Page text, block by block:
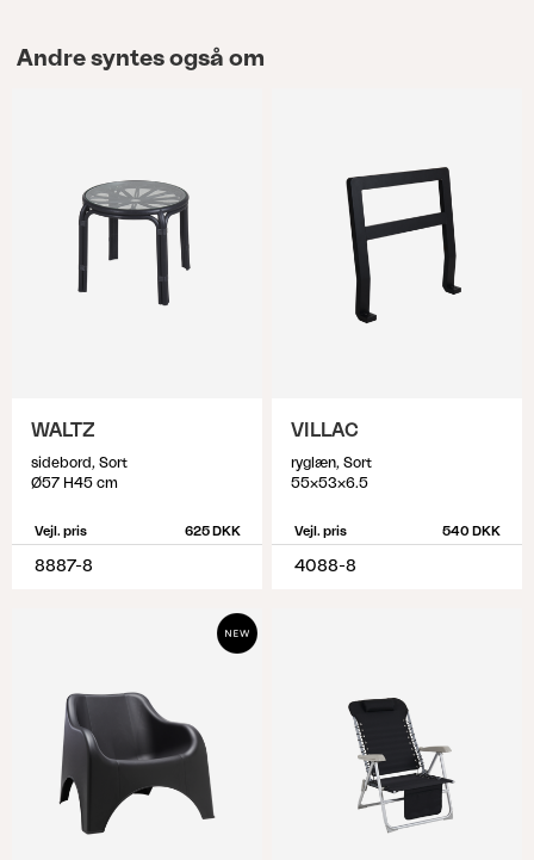
Andre syntes også om
WALTZ
sidebord, Sort
Ø57 H45 cm
Vejl. pris 625 DKK
8887-8
VILLAC
ryglæn, Sort
55x53x6.5
Vejl. pris 540 DKK
4088-8